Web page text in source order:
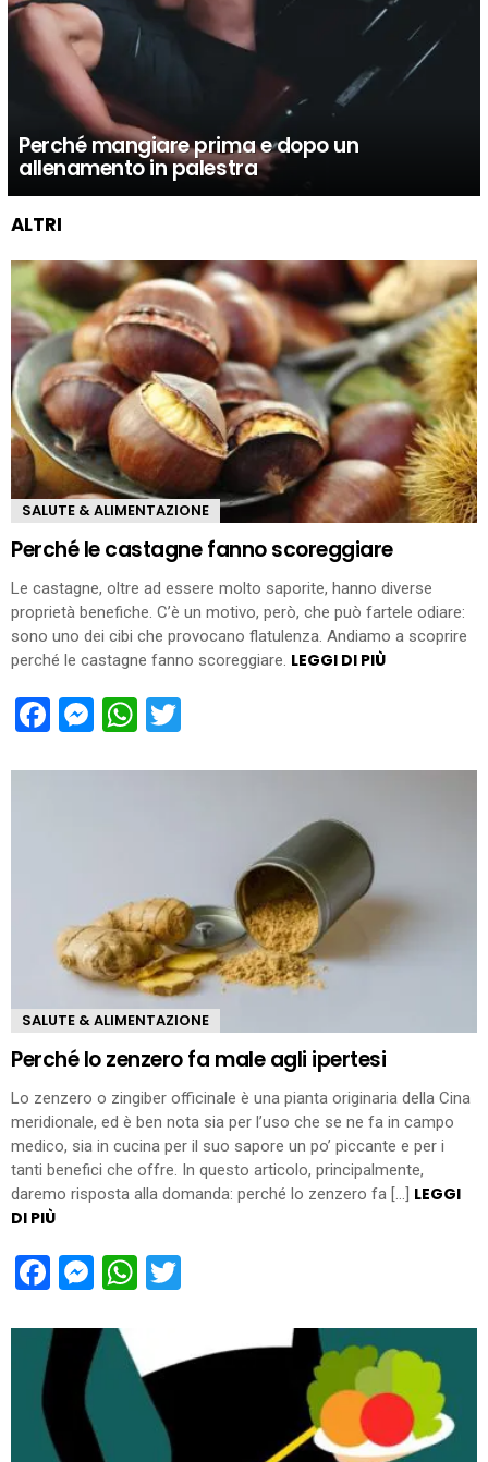
Perché mangiare prima e dopo un
allenamento in palestra
ALTRI
SALUTE & ALIMENTAZIONE
Perché le castagne fanno scoreggiare
Le castagne, oltre ad essere molto saporite, hanno diverse
proprietà benefiche. C’è un motivo, però, che può fartele odiare:
sono uno dei cibi che provocano flatulenza. Andiamo a scoprire
perché le castagne fanno scoreggiare. LEGGI DI PIÙ
Facebook
Messenger
WhatsApp
SALUTE & ALIMENTAZIONE
Perché lo zenzero fa male agli ipertesi
Lo zenzero o zingiber officinale è una pianta originaria della Cina
meridionale, ed è ben nota sia per l’uso che se ne fa in campo
medico, sia in cucina per il suo sapore un po’ piccante e per i
tanti benefici che offre. In questo articolo, principalmente,
daremo risposta alla domanda: perché lo zenzero fa […] LEGGI
DI PIÙ
Facebook
Messenger
WhatsApp